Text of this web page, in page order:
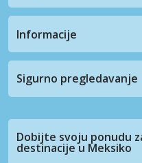
Informacije
Sigurno pregledavanje
Dobijte svoju ponudu
destinacije u Meksiko